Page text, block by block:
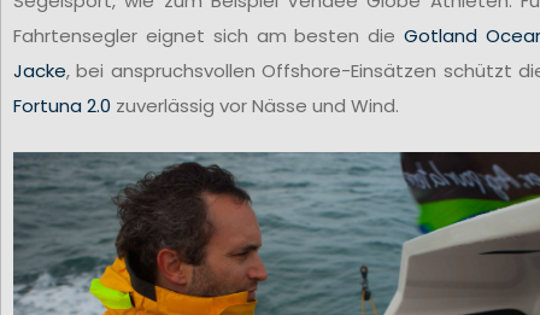
Fahrtensegler eignet sich am besten dieGotland
Jacke, bei anspruchsvollen Offshore-Einsätzen schützt
Fortuna 2.0 zuverlässig vor Nässe und Wind.